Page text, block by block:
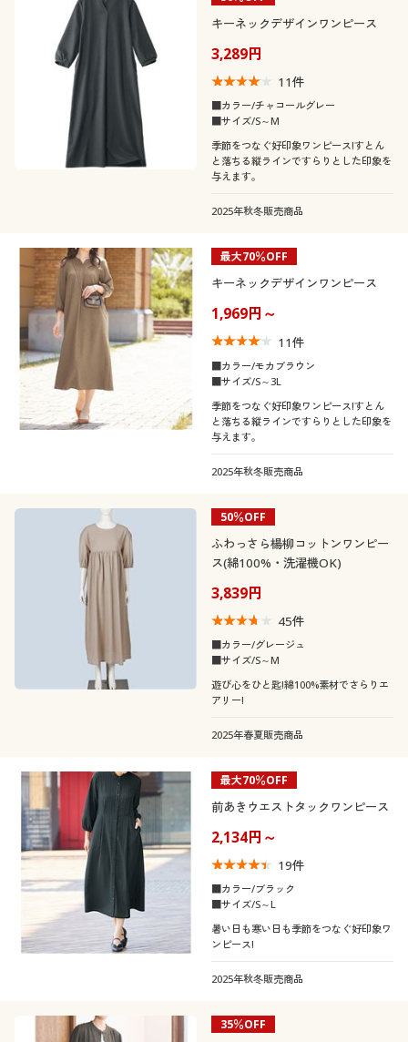
キーネックデザインワンピース
3,289円
11件
■カラー/チャコールグレー
■サイズ/S～M
季節をつなぐ好印象ワンピース!すとん
と落ちる縦ラインですらりとした印象を
与えます。
2025年秋冬販売商品
最大70％OFF
キーネックデザインワンピース
1,969円～
11件
■カラー/モカブラウン
■サイズ/S～3L
季節をつなぐ好印象ワンピース!すとん
と落ちる縦ラインですらりとした印象を
与えます。
2025年秋冬販売商品
50％OFF
ふわっさら楊柳コットンワンピー
ス(綿100%・洗濯機OK)
3,839円
45件
■カラー/グレージュ
■サイズ/S～M
遊び心をひと匙!綿100%素材でさらりエ
アリー!
2025年春夏販売商品
最大70％OFF
前あきウエストタックワンピース
2,134円～
19件
■カラー/ブラック
■サイズ/S～L
暑い日も寒い日も季節をつなぐ好印象ワ
ンピース!
2025年秋冬販売商品
35％OFF